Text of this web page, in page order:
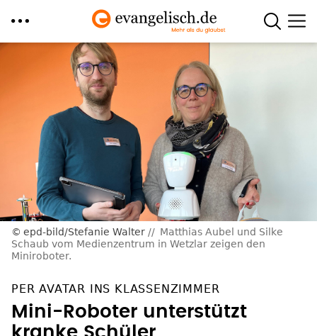
Direkt
epd-bild/Stefanie Walter
Matthias Aubel und Silke
Schaub vom Medienzentrum in Wetzlar zeigen den
Miniroboter.
PER AVATAR INS KLASSENZIMMER
Mini-Roboter unterstützt